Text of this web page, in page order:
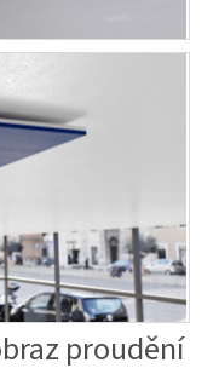
proudění